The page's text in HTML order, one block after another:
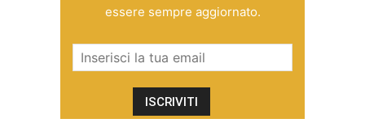
essere sempre aggiornato.